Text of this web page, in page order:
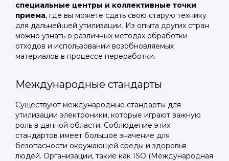
специальные центры и коллективные точки
приема, где вы можете сдать свою старую технику
для дальнейшей утилизации. Из опыта других стран
можно узнать о различных методах обработки
отходов и использовании возобновляемых
материалов в процессе переработки.
Международные стандарты
Существуют международные стандарты для
утилизации электроники, которые играют важную
роль в данной области. Соблюдение этих
стандартов имеет большое значение для
безопасности окружающей среды и здоровья
людей. Организации, такие как ISO (Международная